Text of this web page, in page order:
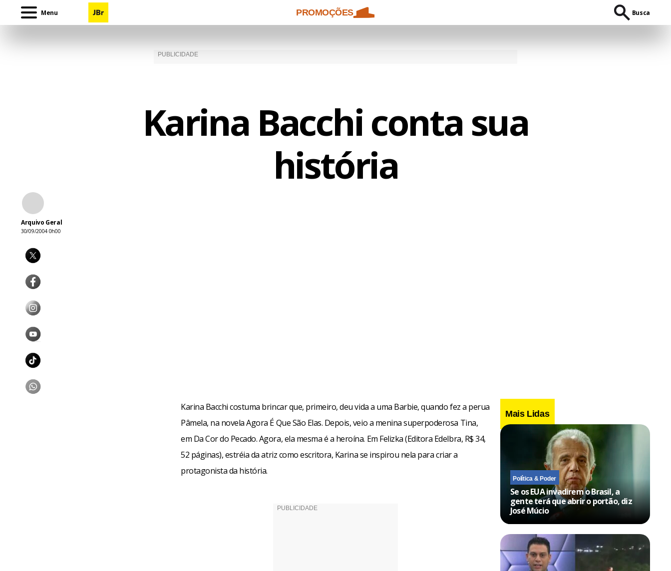
Menu PROMOÇÕES Busca
Karina Bacchi conta sua
história
Arquivo Geral
30/09/2004 0h00
Karina Bacchi costuma brincar que, primeiro, deu vida a uma Barbie, quando fez a perua
Pâmela, na novela Agora É Que São Elas. Depois, veio a menina superpoderosa Tina,
em Da Cor do Pecado. Agora, ela mesma é a heroína. Em Felizka (Editora Edelbra, R$ 34,
52 páginas), estréia da atriz como escritora, Karina se inspirou nela para criar a
protagonista da história.
Mais Lidas
Política & Poder
Se os EUA invadirem o Brasil, a
gente terá que abrir o portão, diz
José Múcio